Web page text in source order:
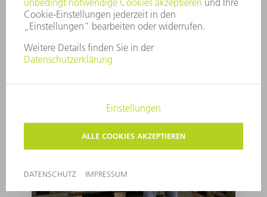
Licht für die Welt